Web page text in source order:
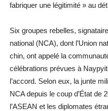
fabriquer une légitimité » au
Six groupes rebelles,
national (NCA), dont l’Union
chin, ont appelé la
célébrations prévues à
l’accord. Selon eux, la junte
NCA depuis le coup d’État de
l’ASEAN et les diplomates